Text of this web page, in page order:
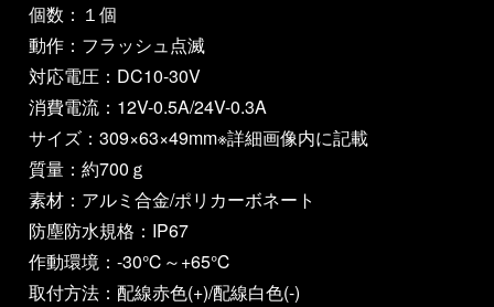
個数：１個
動作：フラッシュ点滅
対応電圧：DC10-30V
消費電流：12V-0.5A/24V-0.3A
サイズ：309×63×49mm※詳細画像内に記載
質量：約700ｇ
素材：アルミ合金/ポリカーボネート
防塵防水規格：IP67
作動環境：-30℃～+65℃
取付方法：配線赤色(+)/配線白色(-)